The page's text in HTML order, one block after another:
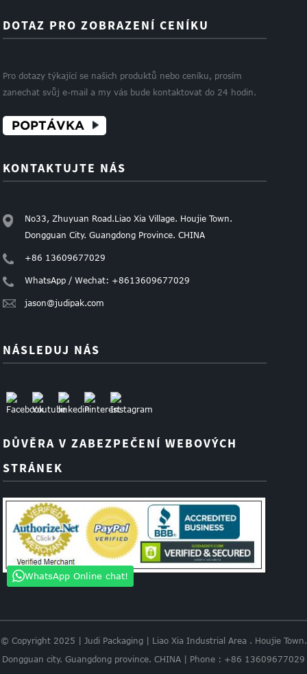
DOTAZ PRO ZOBRAZENÍ CENÍKU
Pro dotazy týkající se našich produktů nebo ceníku, prosím
zanechat svůj e-mail a my vás bude kontaktovat do 24 hodin.
POPTÁVKA
KONTAKTUJTE NÁS
No33, Zhuyuan Road.Liao Xia Village. Houjie Town.
Dongguan City. Guangdong Province. CHINA
+86 13609677029
WhatsApp / Wechat: +8613609677029
jason@judipak.com
NÁSLEDUJ NÁS
DŮVĚRA V ZABEZPEČENÍ WEBOVÝCH
STRÁNEK
WhatsApp Online chat!
© Copyright 2025 | Judi Packaging | Liao Xia Industrial Area . Houjie Town.
Dongguan city. Guangdong province. CHINA | Phone : +86 13609677029